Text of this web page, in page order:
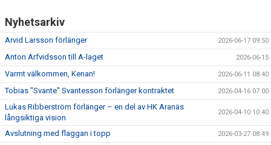
Nyhetsarkiv
Arvid Larsson förlänger 2026-06-17 09:50
Anton Arfvidsson till A-laget 2026-06-15
Varmt välkommen, Kenan! 2026-06-11 08:40
Tobias "Svante" Svantesson förlänger kontraktet 2026-04-16 07:00
Lukas Ribberström förlänger – en del av HK Aranäs
långsiktiga vision
2026-04-10 10:40
Avslutning med flaggan i topp 2026-03-27 08:49